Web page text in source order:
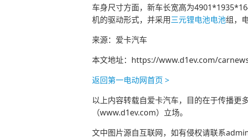
车身尺寸方面，新车长宽高为
机的驱动形式，并采用三元锂电池电池组，
来源：爱卡汽车
本文地址： https://www.d1ev.com/
返回第一电动网首页 >
以上内容转载自爱卡汽车，目的在于传播
（www.d1ev.com）立场。
文中图片源自互联网，如有侵权请联系